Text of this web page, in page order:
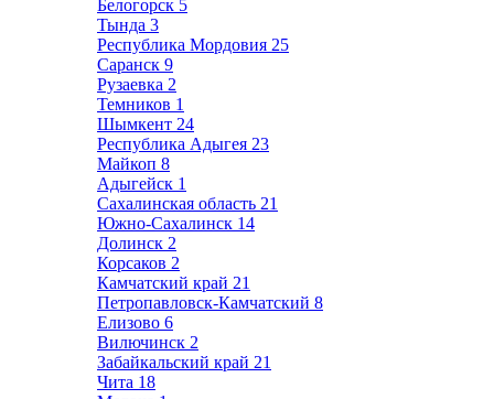
Белогорск 5
Тында 3
Республика Мордовия 25
Саранск 9
Рузаевка 2
Темников 1
Шымкент 24
Республика Адыгея 23
Майкоп 8
Адыгейск 1
Сахалинская область 21
Южно-Сахалинск 14
Долинск 2
Корсаков 2
Камчатский край 21
Петропавловск-Камчатский 8
Елизово 6
Вилючинск 2
Забайкальский край 21
Чита 18